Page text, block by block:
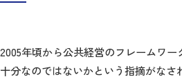
2005年頃から公共経営のフレームワ
十分なのではないかという指摘がな